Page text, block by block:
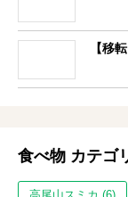
【移
食べ物 カテゴ